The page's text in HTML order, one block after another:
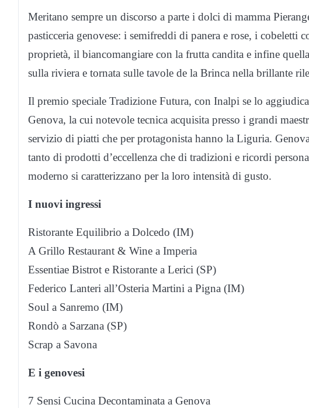
Meritano sempre un discorso a parte i dolci di mamma
pasticceria genovese: i semifreddi di panera e rose, i cobeletti
proprietà, il biancomangiare con la frutta candita e infine
sulla riviera e tornata sulle tavole de la Brinca nella brillante
Il premio speciale Tradizione Futura, con Inalpi se lo aggiudica
Genova, la cui notevole tecnica acquisita presso i grandi
servizio di piatti che per protagonista hanno la Liguria.
tanto di prodotti d’eccellenza che di tradizioni e ricordi
moderno si caratterizzano per la loro intensità di gusto.
I nuovi ingressi
Ristorante Equilibrio a Dolcedo (IM)
A Grillo Restaurant & Wine a Imperia
Essentiae Bistrot e Ristorante a Lerici (SP)
Federico Lanteri all’Osteria Martini a Pigna (IM)
Soul a Sanremo (IM)
Rondò a Sarzana (SP)
Scrap a Savona
E i genovesi
7 Sensi Cucina Decontaminata a Genova